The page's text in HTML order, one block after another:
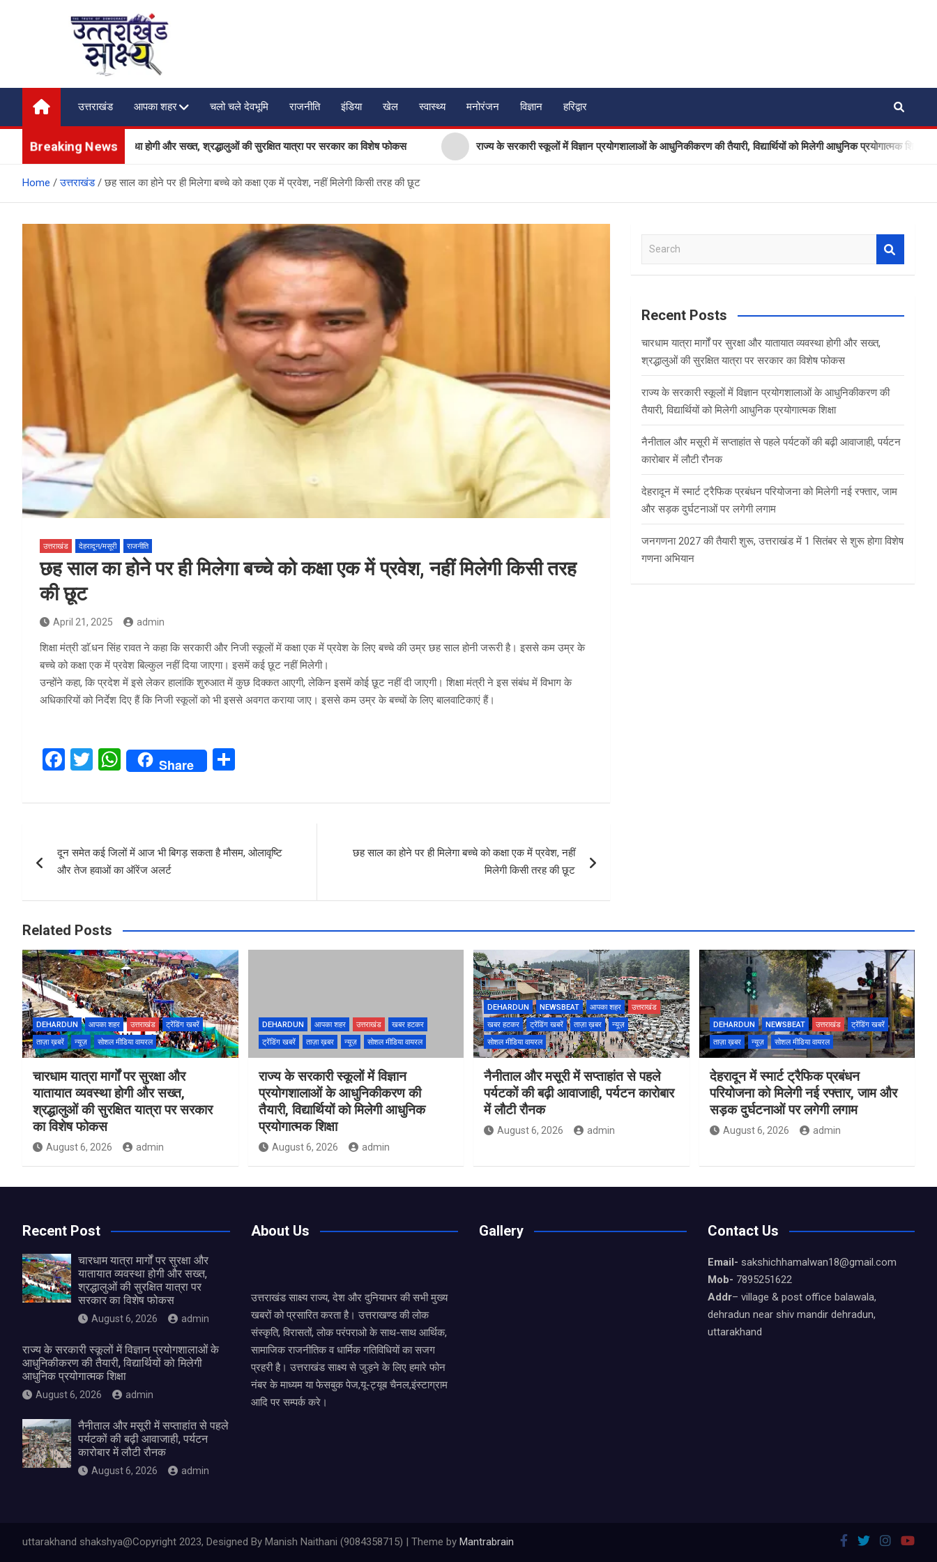
Uttarakhand Shakshya
My News Portal
उत्तराखंड
आपका शहर चलो चले देवभूमि राजनीति इंडिया खेल स्वास्थ्य मनोरंजन विज्ञान हरिद्वार
Breaking News
पर सुरक्षा और यातायात व्यवस्था होगी और सख्त, श्रद्धालुओं की सुरक्षित यात्रा पर सरकार का विशेष फोकस राज्य के सरकारी स्कूलों में विज्ञान प्रयोगशालाओं के आधुनिकीकरण की तैयारी, विद्यार्थियों को मिलेगी आधुनिक प्रयोगात्मक शिक्षा
Home उत्तराखंड छह साल का होने पर ही मिलेगा बच्चे को कक्षा एक में प्रवेश, नहीं मिलेगी किसी तरह की छूट
उत्तराखंड देहरादून/मसूरी राजनीति
छह साल का होने पर ही मिलेगा बच्चे को कक्षा एक में प्रवेश, नहीं मिलेगी किसी तरह
की छूट
April 21, 2025 admin
शिक्षा मंत्री डाॅ.धन सिंह रावत ने कहा कि सरकारी और निजी स्कूलों में कक्षा एक में प्रवेश के लिए बच्चे की उम्र छह साल होनी जरूरी है। इससे कम उम्र के
बच्चे को कक्षा एक में प्रवेश बिल्कुल नहीं दिया जाएगा। इसमें कई छूट नहीं मिलेगी।
उन्होंने कहा, कि प्रदेश में इसे लेकर हालांकि शुरुआत में कुछ दिक्कत आएगी, लेकिन इसमें कोई छूट नहीं दी जाएगी। शिक्षा मंत्री ने इस संबंध में विभाग के
अधिकारियों को निर्देश दिए हैं कि निजी स्कूलों को भी इससे अवगत कराया जाए। इससे कम उम्र के बच्चों के लिए बालवाटिकाएं हैं।
F
ce
o
o
k
T
tt
W
at
A
p
p
Share
ar
navigation
दून समेत कई जिलों में आज भी बिगड़ सकता है मौसम, ओलावृष्टि
और तेज हवाओं का ऑरेंज अलर्ट
छह साल का होने पर ही मिलेगा बच्चे को कक्षा एक में प्रवेश, नहीं
मिलेगी किसी तरह की छूट
a
c
Recent Posts
चारधाम यात्रा मार्गों पर सुरक्षा और यातायात व्यवस्था होगी और सख्त,
श्रद्धालुओं की सुरक्षित यात्रा पर सरकार का विशेष फोकस
राज्य के सरकारी स्कूलों में विज्ञान प्रयोगशालाओं के आधुनिकीकरण की
तैयारी, विद्यार्थियों को मिलेगी आधुनिक प्रयोगात्मक शिक्षा
नैनीताल और मसूरी में सप्ताहांत से पहले पर्यटकों की बढ़ी आवाजाही, पर्यटन
कारोबार में लौटी रौनक
देहरादून में स्मार्ट ट्रैफिक प्रबंधन परियोजना को मिलेगी नई रफ्तार, जाम
और सड़क दुर्घटनाओं पर लगेगी लगाम
जनगणना 2027 की तैयारी शुरू, उत्तराखंड में 1 सितंबर से शुरू होगा विशेष
गणना अभियान
Related Posts
DEHARDUN आपका शहर उत्तराखंड
ट्रेंडिंग खबरें
ताज़ा ख़बरें
न्यूज़ सोशल मीडिया वायरल
चारधाम यात्रा मार्गों पर सुरक्षा और
यातायात व्यवस्था होगी और सख्त,
श्रद्धालुओं की सुरक्षित यात्रा पर सरकार
का विशेष फोकस
August 6, 2026 admin
DEHARDUN आपका शहर उत्तराखंड
खबर हटकर
ट्रेंडिंग खबरें
ताज़ा ख़बर न्यूज़ सोशल मीडिया वायरल
राज्य के सरकारी स्कूलों में विज्ञान
प्रयोगशालाओं के आधुनिकीकरण की
तैयारी, विद्यार्थियों को मिलेगी आधुनिक
प्रयोगात्मक शिक्षा
August 6, 2026 admin
DEHARDUN NEWSBEAT आपका शहर
उत्तराखंड
खबर हटकर
ट्रेंडिंग खबरें ताज़ा ख़बर
न्यूज़
सोशल मीडिया वायरल
नैनीताल और मसूरी में सप्ताहांत से पहले
पर्यटकों की बढ़ी आवाजाही, पर्यटन कारोबार
में लौटी रौनक
August 6, 2026 admin
DEHARDUN NEWSBEAT उत्तराखंड
ट्रेंडिंग खबरें
ताज़ा ख़बर
न्यूज़ सोशल मीडिया वायरल
देहरादून में स्मार्ट ट्रैफिक प्रबंधन
परियोजना को मिलेगी नई रफ्तार, जाम और
सड़क दुर्घटनाओं पर लगेगी लगाम
August 6, 2026 admin
Recent Post
चारधाम यात्रा मार्गों पर सुरक्षा और
यातायात व्यवस्था होगी और सख्त,
श्रद्धालुओं की सुरक्षित यात्रा पर
सरकार का विशेष फोकस
August 6, 2026 admin
राज्य के सरकारी स्कूलों में विज्ञान प्रयोगशालाओं के
आधुनिकीकरण की तैयारी, विद्यार्थियों को मिलेगी
आधुनिक प्रयोगात्मक शिक्षा
August 6, 2026 admin
नैनीताल और मसूरी में सप्ताहांत से पहले
पर्यटकों की बढ़ी आवाजाही, पर्यटन
कारोबार में लौटी रौनक
August 6, 2026 admin
About Us
उत्तराखंड साक्ष्य राज्य, देश और दुनियाभर की सभी मुख्य
खबरों को प्रसारित करता है। उत्तराखण्ड की लोक
संस्कृति, विरासतों, लोक परंपराओ के साथ-साथ आर्थिक,
सामाजिक राजनीतिक व धार्मिक गतिविधियों का सजग
प्रहरी है। उत्तराखंड साक्ष्य से जुड़ने के लिए हमारे फोन
नंबर के माध्यम या फेसबुक पेज,यू-ट्यूब चैनल,इंस्टाग्राम
आदि पर सम्पर्क करे।
Gallery Contact Us
Email- sakshichhamalwan18@gmail.com
Mob- 7895251622
Addr– village & post office balawala,
dehradun near shiv mandir dehradun,
uttarakhand
uttarakhand shakshya@Copyright 2023, Designed By Manish Naithani (9084358715) | Theme by Mantrabrain